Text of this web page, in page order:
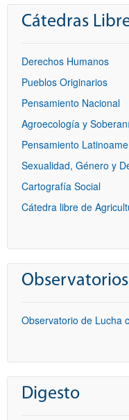
Cátedras
Derechos Humanos
Pueblos Originarios
Pensamiento Nacional
Agroecología y
Pensamiento
Sexualidad, Género y
Cartografía Social
Cátedra libre de
Observatorios
Observatorio de Lucha
Digesto